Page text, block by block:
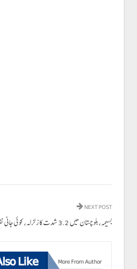
NEXT POST
بسیمہ، بلوچستان میں 3.2 شدت کا زلزلہ، کوئی جانی نقصان نہیں
Like More From Author